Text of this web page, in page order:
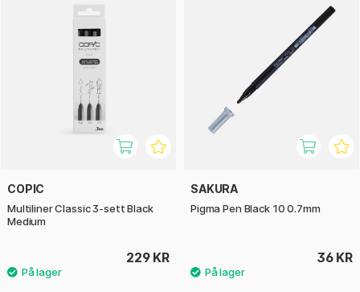
COPIC
Multiliner Classic 3-sett Black
Medium
229 KR
SAKURA
Pigma Pen Black 10 0.7mm
36 KR